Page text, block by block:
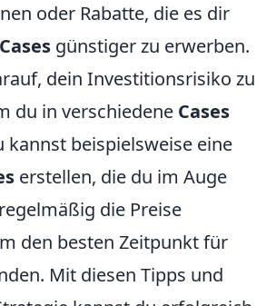
oder Rabatte, die es dir
Cases günstiger zu erwerben.
dein Investitionsrisiko zu
du in verschiedene Cases
kannst beispielsweise eine
erstellen, die du im Auge
die Preise
den besten Zeitpunkt für
Mit diesen Tipps und